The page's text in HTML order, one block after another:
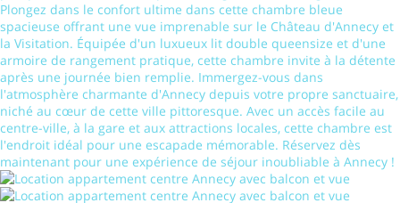
Plongez dans le confort ultime dans cette chambre bleue
spacieuse offrant une vue imprenable sur le Château d'Annecy et
la Visitation. Équipée d'un luxueux lit double queensize et d'une
armoire de rangement pratique, cette chambre invite à la détente
après une journée bien remplie. Immergez-vous dans
l'atmosphère charmante d'Annecy depuis votre propre sanctuaire,
niché au cœur de cette ville pittoresque. Avec un accès facile au
centre-ville, à la gare et aux attractions locales, cette chambre est
l'endroit idéal pour une escapade mémorable. Réservez dès
maintenant pour une expérience de séjour inoubliable à Annecy !